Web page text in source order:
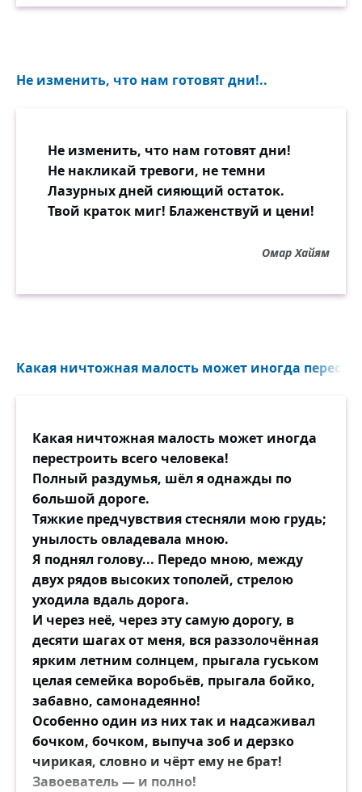
Не изменить, что нам готовят дни!..
Не изменить, что нам готовят дни!
Не накликай тревоги, не темни
Лазурных дней сияющий остаток.
Твой краток миг! Блаженствуй и цени!
Омар Хайям
Какая ничтожная малость может иногда
Какая ничтожная малость может иногда
перестроить всего человека!
Полный раздумья, шёл я однажды по
большой дороге.
Тяжкие предчувствия стесняли мою грудь;
унылость овладевала мною.
Я поднял голову... Передо мною, между
двух рядов высоких тополей, стрелою
уходила вдаль дорога.
И через неё, через эту самую дорогу, в
десяти шагах от меня, вся раззолочённая
ярким летним солнцем, прыгала гуськом
целая семейка воробьёв, прыгала бойко,
забавно, самонадеянно!
Особенно один из них так и надсаживал
бочком, бочком, выпуча зоб и дерзко
чирикая, словно и чёрт ему не брат!
Завоеватель — и полно!